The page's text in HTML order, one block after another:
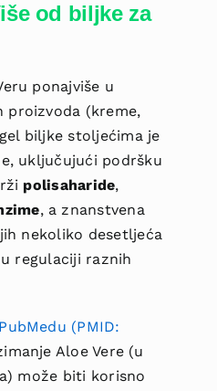
od biljke za
ponajviše u
(kreme,
biljke stoljećima je
uključujući podršku
polisaharide,
, a znanstvena
nekoliko desetljeća
regulaciji raznih
(PMID:
Aloe Vere (u
može biti korisno